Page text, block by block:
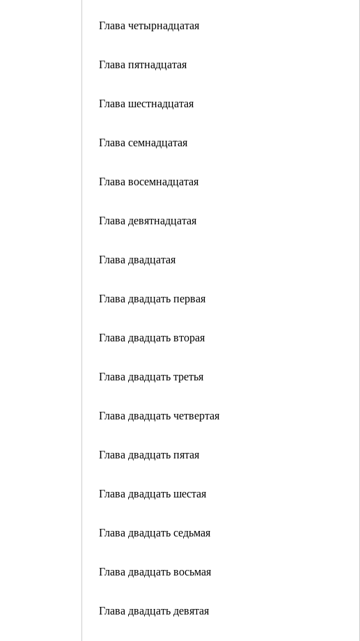
Глава четырнадцатая
Глава пятнадцатая
Глава шестнадцатая
Глава семнадцатая
Глава восемнадцатая
Глава девятнадцатая
Глава двадцатая
Глава двадцать первая
Глава двадцать вторая
Глава двадцать третья
Глава двадцать четвертая
Глава двадцать пятая
Глава двадцать шестая
Глава двадцать седьмая
Глава двадцать восьмая
Глава двадцать девятая